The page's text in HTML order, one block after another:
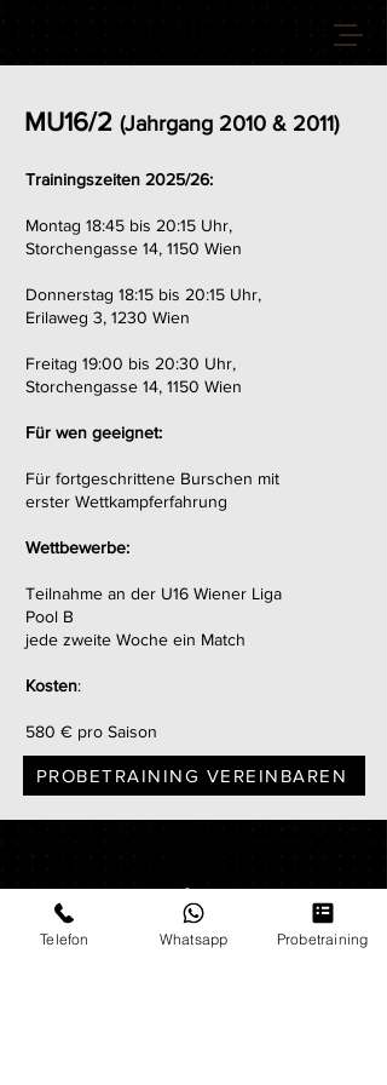
MU16/2 (Jahrgang 2010 & 2011)
Trainingszeiten 2025/26:
Montag 18:45 bis 20:15 Uhr,
Storchengasse 14, 1150 Wien
Donnerstag 18:15 bis 20:15 Uhr,
Erilaweg 3, 1230 Wien
Freitag 19:00 bis 20:30 Uhr,
Storchengasse 14, 1150 Wien
Für wen geeignet:
Für fortgeschrittene Burschen mit
erster Wettkampferfahrung
Wettbewerbe:
Teilnahme an der U16 Wiener Liga
Pool B
jede zweite Woche ein Match
Kosten:
580 € pro Saison
PROBETRAINING VEREINBAREN
Telefon Whatsapp Probetraining